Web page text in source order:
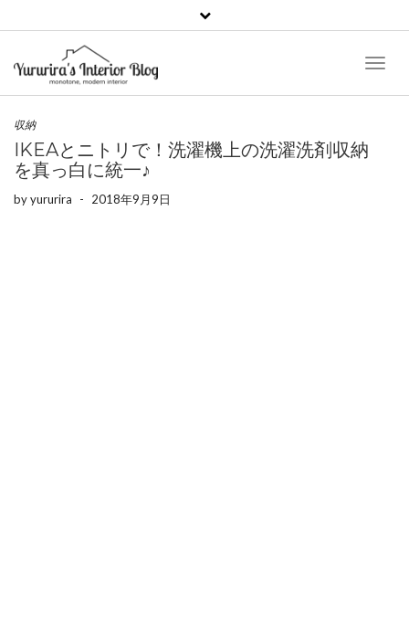
収納
IKEAとニトリで！洗濯機上の洗濯洗剤収納
を真っ白に統一♪
byyururira - 2018年9月9日